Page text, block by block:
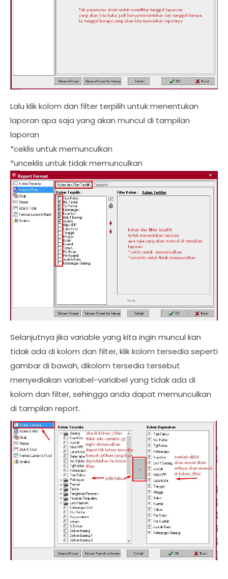
Lalu klik kolom dan filter terpilih untuk menentukan
laporan apa saja yang akan muncul di tampilan
laporan
*ceklis untuk memunculkan
*unceklis untuk tidak memunculkan
Selanjutnya jika variable yang kita ingin muncul kan
tidak ada di kolom dan filter, klik kolom tersedia seperti
gambar di bawah, dikolom tersedia tersebut
menyediakan variabel-variabel yang tidak ada di
kolom dan filter, sehingga anda dapat memunculkan
di tampilan report.